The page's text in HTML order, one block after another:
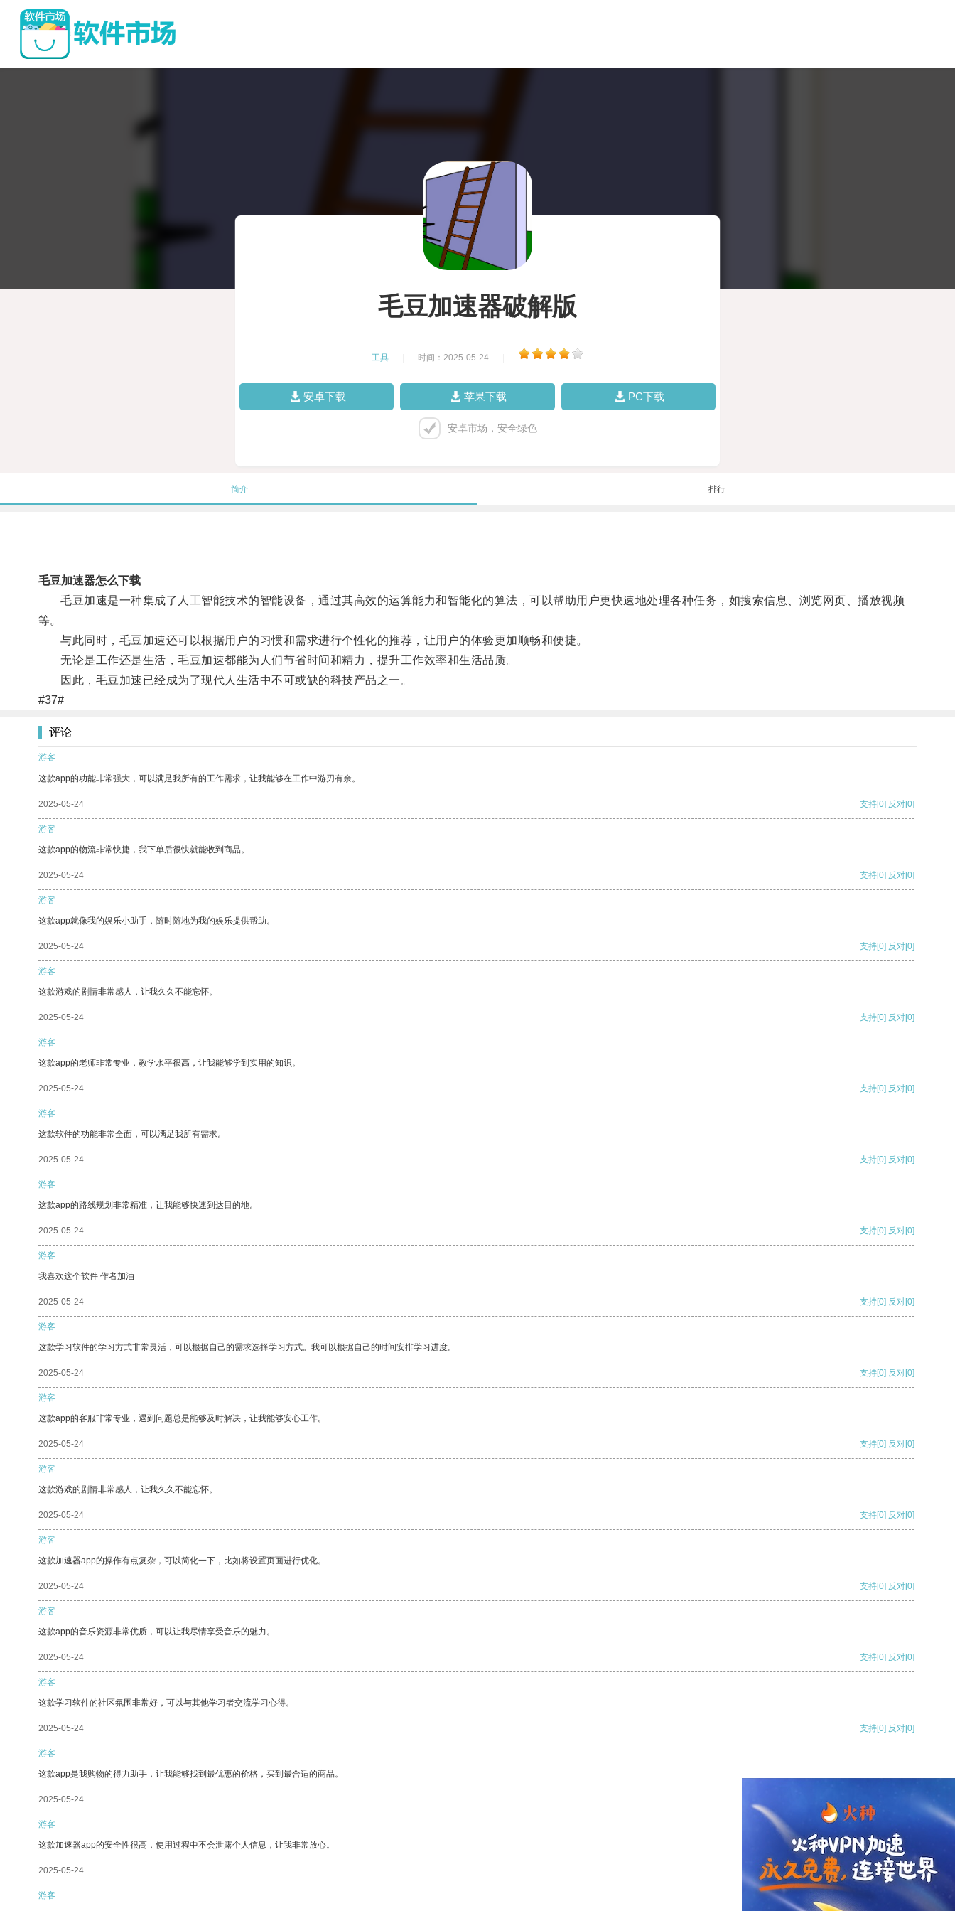
毛豆加速器破解版
工具 时间：2025-05-24
安卓下载 苹果下载 PC下载
安卓市场，安全绿色
简介 排行
毛豆加速器怎么下载
毛豆加速是一种集成了人工智能技术的智能设备，通过其高效的运算能力和智能化的算法，可以帮助用户更快速地处理各种任务，如搜索信息、浏览网页、播放视频
等。
与此同时，毛豆加速还可以根据用户的习惯和需求进行个性化的推荐，让用户的体验更加顺畅和便捷。
无论是工作还是生活，毛豆加速都能为人们节省时间和精力，提升工作效率和生活品质。
因此，毛豆加速已经成为了现代人生活中不可或缺的科技产品之一。
#37#
评论
游客
这款app的功能非常强大，可以满足我所有的工作需求，让我能够在工作中游刃有余。
2025-05-24 支持[0] 反对[0]
游客
这款app的物流非常快捷，我下单后很快就能收到商品。
2025-05-24 支持[0] 反对[0]
游客
这款app就像我的娱乐小助手，随时随地为我的娱乐提供帮助。
2025-05-24 支持[0] 反对[0]
游客
这款游戏的剧情非常感人，让我久久不能忘怀。
2025-05-24 支持[0] 反对[0]
游客
这款app的老师非常专业，教学水平很高，让我能够学到实用的知识。
2025-05-24 支持[0] 反对[0]
游客
这款软件的功能非常全面，可以满足我所有需求。
2025-05-24 支持[0] 反对[0]
游客
这款app的路线规划非常精准，让我能够快速到达目的地。
2025-05-24 支持[0] 反对[0]
游客
我喜欢这个软件 作者加油
2025-05-24 支持[0] 反对[0]
游客
这款学习软件的学习方式非常灵活，可以根据自己的需求选择学习方式。我可以根据自己的时间安排学习进度。
2025-05-24 支持[0] 反对[0]
游客
这款app的客服非常专业，遇到问题总是能够及时解决，让我能够安心工作。
2025-05-24 支持[0] 反对[0]
游客
这款游戏的剧情非常感人，让我久久不能忘怀。
2025-05-24 支持[0] 反对[0]
游客
这款加速器app的操作有点复杂，可以简化一下，比如将设置页面进行优化。
2025-05-24 支持[0] 反对[0]
游客
这款app的音乐资源非常优质，可以让我尽情享受音乐的魅力。
2025-05-24 支持[0] 反对[0]
游客
这款学习软件的社区氛围非常好，可以与其他学习者交流学习心得。
2025-05-24 支持[0] 反对[0]
游客
这款app是我购物的得力助手，让我能够找到最优惠的价格，买到最合适的商品。
2025-05-24
游客
这款加速器app的安全性很高，使用过程中不会泄露个人信息，让我非常放心。
2025-05-24 支持[0] 反对[0]
游客